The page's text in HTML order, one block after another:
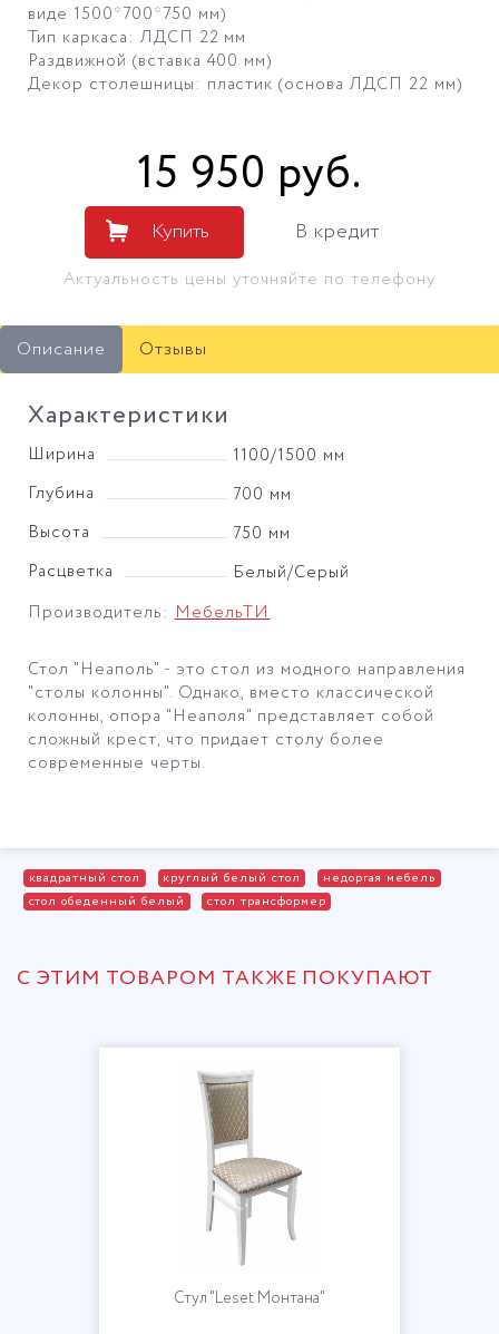
виде 1500*700*750 мм)
Тип каркаса: ЛДСП 22 мм
Раздвижной (вставка 400 мм)
Декор столешницы: пластик (основа ЛДСП 22 мм)
15 950 руб.
Купить В кредит
Актуальность цены уточняйте по телефону
Описание Отзывы
Характеристики
Ширина
1100/1500 мм
Глубина
700 мм
Высота
750 мм
Расцветка
Белый/Серый
Производитель:МебельТИ
Стол "Неаполь" - это стол из модного направления
"столы колонны". Однако, вместо классической
колонны, опора "Неаполя" представляет собой
сложный крест, что придает столу более
современные черты.
квадратный стол круглый белый стол
недоргая мебель
стол обеденный белый
стол трансформер
С ЭТИМ ТОВАРОМ ТАКЖЕ ПОКУПАЮТ
Стул "Leset Монтана"